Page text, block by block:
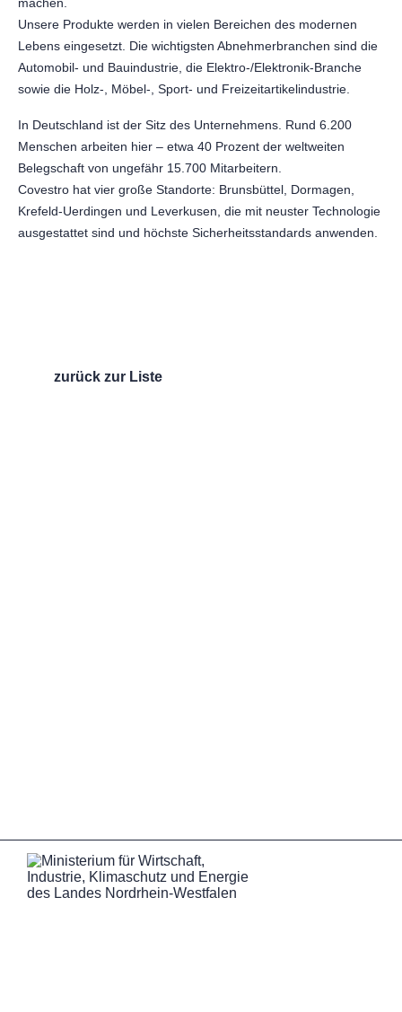
Unsere Produkte werden in vielen Bereichen des modernen
Lebens eingesetzt. Die wichtigsten Abnehmerbranchen sind die
Automobil- und Bauindustrie, die Elektro-/Elektronik-Branche
sowie die Holz-, Möbel-, Sport- und Freizeitartikelindustrie.
In Deutschland ist der Sitz des Unternehmens. Rund 6.200
Menschen arbeiten hier – etwa 40 Prozent der weltweiten
Belegschaft von ungefähr 15.700 Mitarbeitern.
Covestro hat vier große Standorte: Brunsbüttel, Dormagen,
Krefeld-Uerdingen und Leverkusen, die mit neuster Technologie
ausgestattet sind und höchste Sicherheitsstandards anwenden.
zurück zur Liste